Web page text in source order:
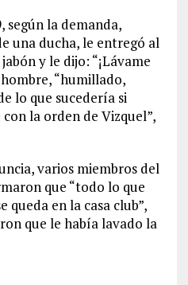
según la demanda,
una ducha, le entregó al
y le dijo: “¡Lávame
“humillado,
lo que sucedería si
la orden de Vizquel”,
varios miembros del
que “todo lo que
queda en la casa club”,
que le había lavado la